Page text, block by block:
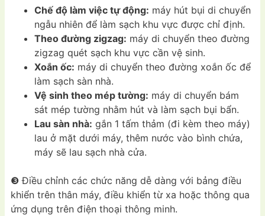
Chế độ làm việc tự động: máy hút bụi di chuyển
ngẫu nhiên để làm sạch khu vực được chỉ định.
Theo đường zigzag: máy di chuyển theo đường
zigzag quét sạch khu vực cần vệ sinh.
Xoắn ốc: máy di chuyển theo đường xoắn ốc để
làm sạch sàn nhà.
Vệ sinh theo mép tường: máy di chuyển bám
sát mép tường nhằm hút và làm sạch bụi bẩn.
Lau sàn nhà: gắn 1 tấm thảm (đi kèm theo máy)
lau ở mặt dưới máy, thêm nước vào bình chứa,
máy sẽ lau sạch nhà cửa.
❸ Điều chỉnh các chức năng dễ dàng với bảng điều
khiển trên thân máy, điều khiển từ xa hoặc thông qua
ứng dụng trên điện thoại thông minh.